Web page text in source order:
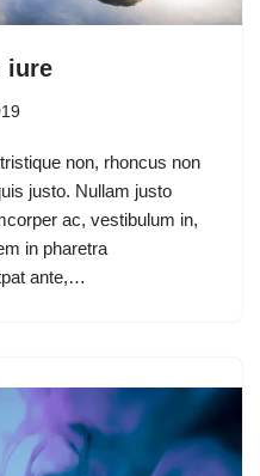
iure
non, rhoncus non
justo. Nullam justo
ac, vestibulum in,
in pharetra
ante,…